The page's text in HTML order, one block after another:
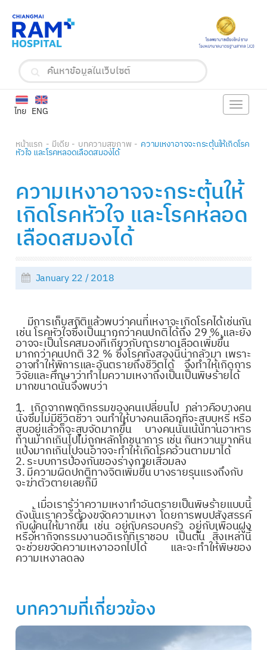
ENG
ไทย Toggle
หน้าแรก มีเดีย บทความสุขภาพ ความเหงาอาจจะกระตุ้นให้เกิดโรค
หัวใจ และโรคหลอดเลือดสมองได้
ความเหงาอาจจะกระตุ้นให้
เกิดโรคหัวใจ และโรคหลอด
เลือดสมองได้
January 22 / 2018
มีการเก็บสถิติแล้วพบว่าคนที่เหงาจะเกิดโรคได้เช่นกัน
เช่น โรคหัวใจซึ่งเป็นมากกว่าคนปกติได้ถึง 29 % และยัง
อาจจะเป็นโรคสมองที่เกี่ยวกับการขาดเลือดเพิ่มขึ้น
มากกว่าคนปกติ 32 % ซึ่งโรคทั้งสองนี้น่ากลัวมา เพราะ
อาจทำให้พิการและอันตรายถึงชีวิตได้ จึงทำให้เกิดการ
วิจัยและศึกษาว่าทำไมความเหงาถึงเป็นเป็นพิษร้ายได้
มากขนาดนั้นจึงพบว่า
1. เกิดจากพฤติกรรมของคนเปลี่ยนไป กล่าวคือบางคน
นั่งซึมไม่มีชีวิตชีวา จนทำให้บางคนเลือกที่จะสูบบุหรี่ หรือ
สูบอยู่แล้วก็จะสูบจัดมากขึ้น บางคนนั้นเน้นทานอาหาร
ทานมากเกินไปไม่ถูกหลักโภชนาการ เช่น กินหวานมากหิน
แป้งมากเกินไปจนอาจจะทำให้เกิดโรคอ้วนตามมาได้
2. ระบบการป้องกันของร่างกายเสื่อมลง
3. มีความผิดปกติทางจิตเพิ่มขึ้น บางรายรุนแรงถึงกับ
จะฆ่าตัวตายเลยก็มี
เมื่อเรารู้ว่าความเหงาทำอันตรายเป็นพิษร้ายแบบนี้
ดังนั้นเราควรต้องขจัดความเหงา โดยการพบปสังสรรค์
กับผู้คนให้มากขึ้น เช่น อยู่กับครอบครัว อยู่กับเพื่อนฝูง
หรือหากิจกรรมงานอดิเรกที่เราชอบ เป็นต้น สิ่งเหล่านี้
จะช่วยขจัดความเหงาออกไปได้ และจะทำให้พิษของ
ความเหงาลดลง
บทความที่เกี่ยวข้อง